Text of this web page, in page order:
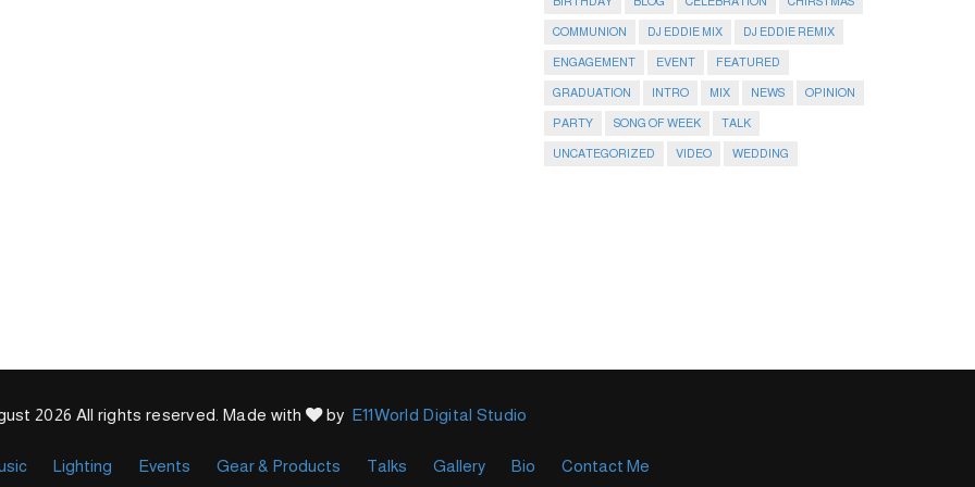
COMMUNION DJ EDDIE MIX DJ EDDIE REMIX
ENGAGEMENT EVENT FEATURED
GRADUATION INTRO MIX NEWS OPINION
PARTY SONG OF WEEK TALK
UNCATEGORIZED VIDEO WEDDING
2026 All rights reserved. Made with by E11World Digital Studio
Lighting Events Gear & Products Talks Gallery Bio Contact Me